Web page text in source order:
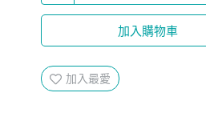
加入購物車
加入最愛